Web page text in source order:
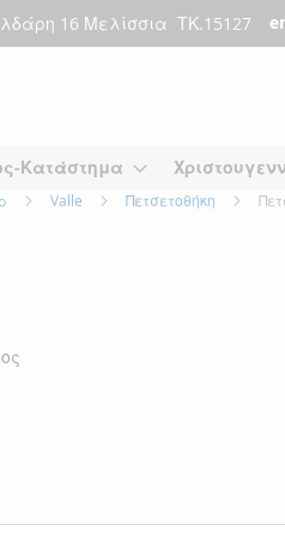
16 Μελίσσια ΤΚ.15127
Κατάστημα
Valle Πετσετοθήκη